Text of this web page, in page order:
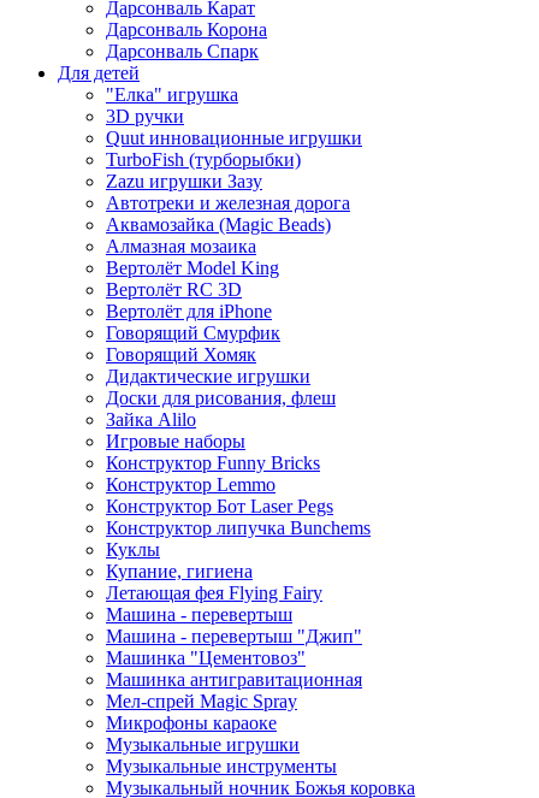
Дарсонваль Карат
Дарсонваль Корона
Дарсонваль Спарк
Для детей
"Елка" игрушка
3D ручки
Quut инновационные игрушки
TurboFish (турборыбки)
Zazu игрушки Зазу
Автотреки и железная дорога
Аквамозайка (Magic Beads)
Алмазная мозаика
Вертолёт Model King
Вертолёт RC 3D
Вертолёт для iPhone
Говорящий Смурфик
Говорящий Хомяк
Дидактические игрушки
Доски для рисования, флеш
Зайка Alilo
Игровые наборы
Конструктор Funny Bricks
Конструктор Lemmo
Конструктор Бот Laser Pegs
Конструктор липучка Bunchems
Куклы
Купание, гигиена
Летающая фея Flying Fairy
Машина - перевертыш
Машина - перевертыш "Джип"
Машинка "Цементовоз"
Машинка антигравитационная
Мел-спрей Magic Spray
Микрофоны караоке
Музыкальные игрушки
Музыкальные инструменты
Музыкальный ночник Божья коровка